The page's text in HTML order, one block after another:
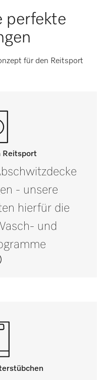
perfekte
für den Reitsport
Reitsport
- unsere
hierfür die
und